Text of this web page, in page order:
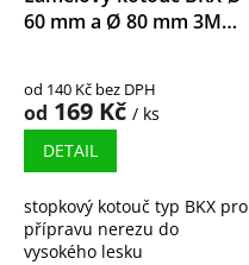
60 mm a Ø 80 mm 3M
od 140 Kč bez DPH
od 169 Kč / ks
DETAIL
stopkový kotouč typ BKX pro
přípravu nerezu do
vysokého lesku